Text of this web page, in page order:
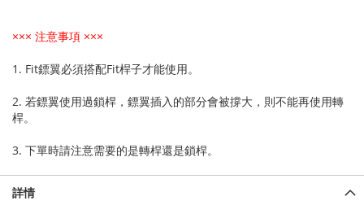
××× 注意事項 ×××
1. Fit鏢翼必須搭配Fit桿子才能使用。
2. 若鏢翼使用過鎖桿，鏢翼插入的部分會被撐大，則不能再使用轉
桿。
3. 下單時請注意需要的是轉桿還是鎖桿。
詳情